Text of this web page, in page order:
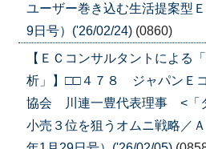
ユーザー巻き込む生活提案型
9日号）('26/02/24) (0860)
【ＥＣコンサルタントによる
析」】□□４７８ ジャパンＥ
協会 川連一豊代表理事 <「
小売３位を狙うオムニ戦略／